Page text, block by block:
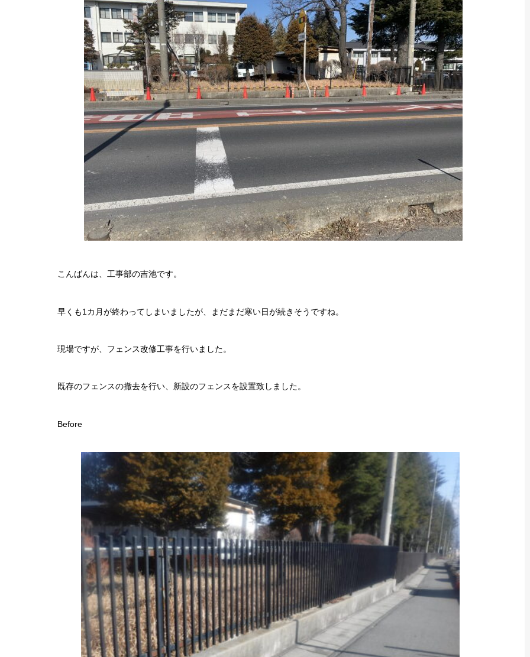
こんばんは、工事部の吉池です。
早くも1カ月が終わってしまいましたが、まだまだ寒い日が続きそうですね。
現場ですが、フェンス改修工事を行いました。
既存のフェンスの撤去を行い、新設のフェンスを設置致しました。
Before